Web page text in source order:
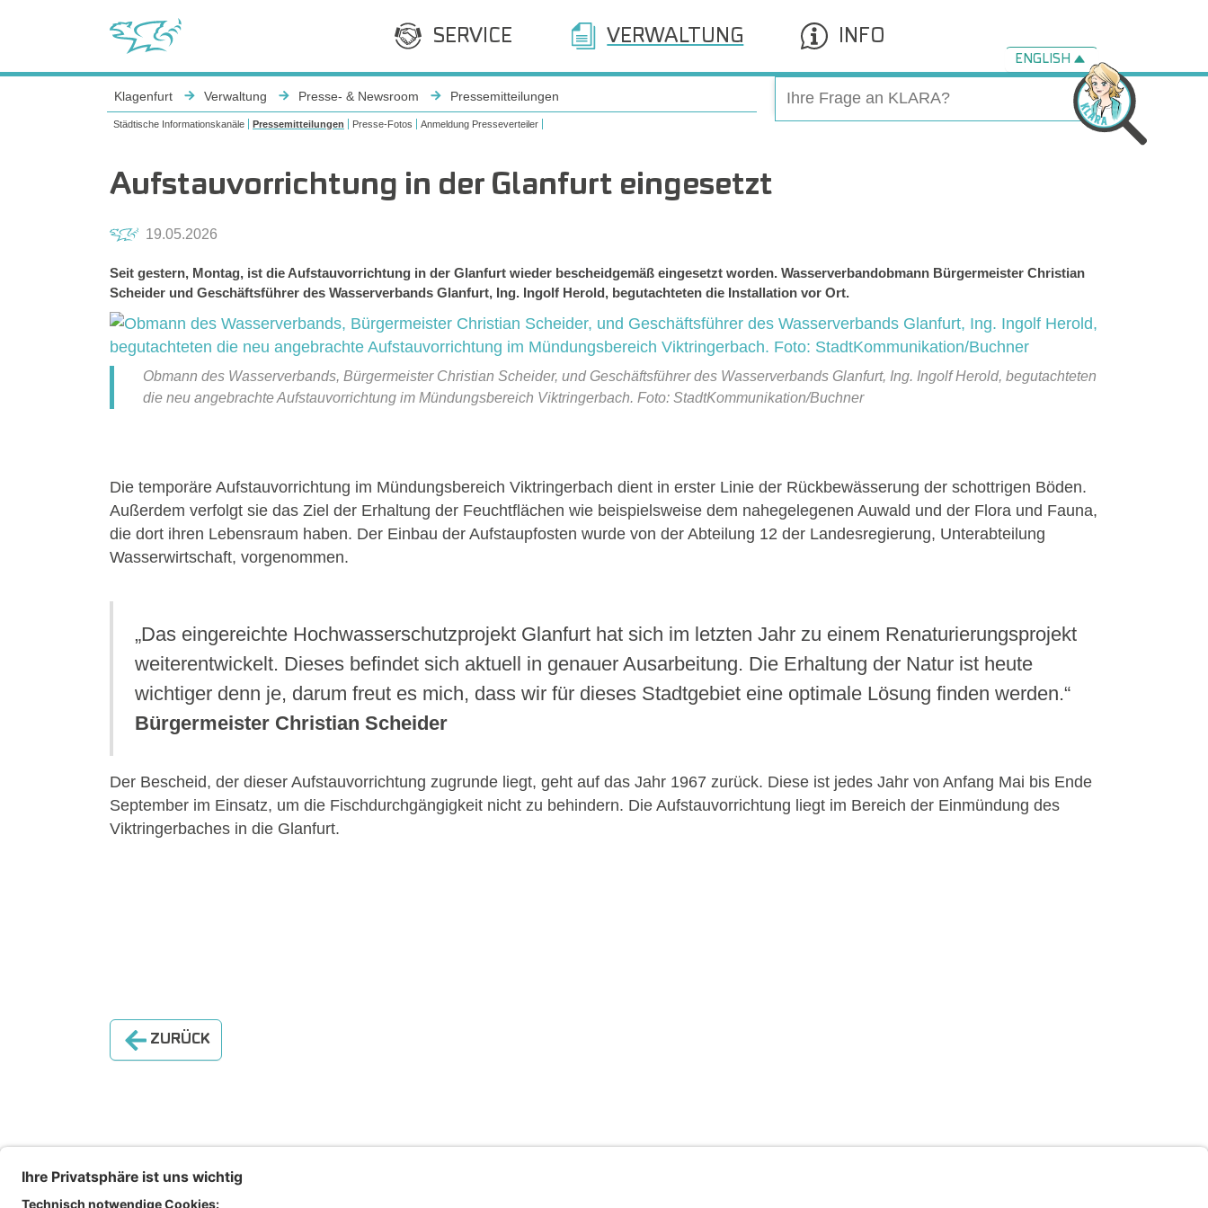
SERVICE VERWALTUNG INFO
ENGLISH
Klagenfurt Verwaltung Presse- & Newsroom Pressemitteilungen
Städtische Informationskanäle Pressemitteilungen Presse-Fotos Anmeldung Presseverteiler
Aufstauvorrichtung in der Glanfurt eingesetzt
19.05.2026
Seit gestern, Montag, ist die Aufstauvorrichtung in der Glanfurt wieder bescheidgemäß eingesetzt worden. Wasserverbandobmann Bürgermeister Christian
Scheider und Geschäftsführer des Wasserverbands Glanfurt, Ing. Ingolf Herold, begutachteten die Installation vor Ort.
Obmann des Wasserverbands, Bürgermeister Christian Scheider, und Geschäftsführer des Wasserverbands Glanfurt, Ing. Ingolf Herold, begutachteten
die neu angebrachte Aufstauvorrichtung im Mündungsbereich Viktringerbach. Foto: StadtKommunikation/Buchner
Die temporäre Aufstauvorrichtung im Mündungsbereich Viktringerbach dient in erster Linie der Rückbewässerung der schottrigen Böden.
Außerdem verfolgt sie das Ziel der Erhaltung der Feuchtflächen wie beispielsweise dem nahegelegenen Auwald und der Flora und Fauna,
die dort ihren Lebensraum haben. Der Einbau der Aufstaupfosten wurde von der Abteilung 12 der Landesregierung, Unterabteilung
Wasserwirtschaft, vorgenommen.
„Das eingereichte Hochwasserschutzprojekt Glanfurt hat sich im letzten Jahr zu einem Renaturierungsprojekt
weiterentwickelt. Dieses befindet sich aktuell in genauer Ausarbeitung. Die Erhaltung der Natur ist heute
wichtiger denn je, darum freut es mich, dass wir für dieses Stadtgebiet eine optimale Lösung finden werden.“
Bürgermeister Christian Scheider
Der Bescheid, der dieser Aufstauvorrichtung zugrunde liegt, geht auf das Jahr 1967 zurück. Diese ist jedes Jahr von Anfang Mai bis Ende
September im Einsatz, um die Fischdurchgängigkeit nicht zu behindern. Die Aufstauvorrichtung liegt im Bereich der Einmündung des
Viktringerbaches in die Glanfurt.
ZURÜCK